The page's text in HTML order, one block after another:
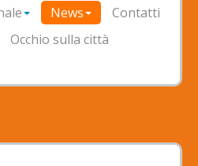
News
Contatti
Occhio sulla città